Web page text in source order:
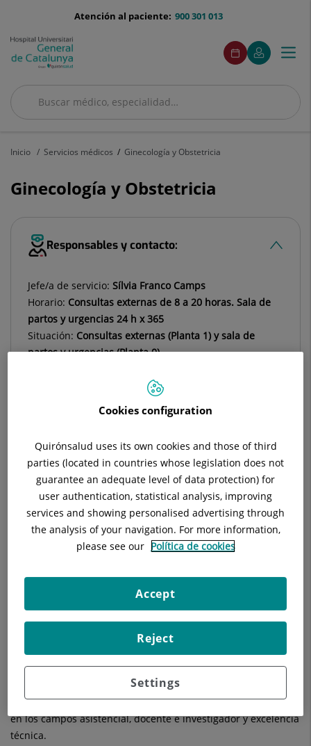
menu-
900 301 013
Atención al paciente:
Buscar
Buscar
menuAcceso
Pedir
cita
Este
enlace
se
en
Mi
Quirónsalud
Este
enlace
se
en
ventana
Menú
Inicio Servicios médicos Ginecología y Obstetricia
Ginecología y Obstetricia
Responsables y contacto:
Jefe/a de servicio: Sílvia Franco Camps
Horario: Consultas externas de 8 a 20 horas. Sala de
partos y urgencias 24 h x 365
Situación: Consultas externas (Planta 1) y sala de
partos y urgencias (Planta 0)
DEXEUS Mujer
Descripción Equipo Médico Enfermedades
especialidaden laweb de Quirónsalud.
El Departamento de Obstetricia, Ginecología y Medicina de la
Reproducción del Hospital Universitario Dexeus, gestionado
por Dexeus Mujer,es uno de los mayores centros privados en
Europa y el primero a nivel nacional dedicado exclusivamente
a la salud de la mujer. Además, combina vocación de servicio
en los campos asistencial, docente e investigador y excelencia
técnica.
Cookies configuration
Quirónsalud uses its own cookies and those of third
parties (located in countries whose legislation does not
guarantee an adequate level of data protection) for
user authentication, statistical analysis, improving
services and showing personalised advertising through
the analysis of your navigation. For more information,
please see our Política de cookies
Settings
Reject
Accept